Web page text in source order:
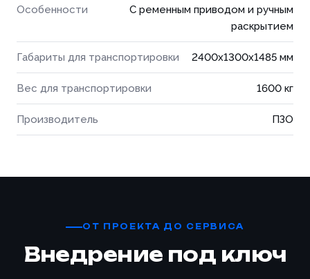
Особенности
С ременным приводом и ручным
раскрытием
Габариты для транспортировки 2400x1300x1485 мм
Вес для транспортировки 1600 кг
Производитель ПЗО
ОТ ПРОЕКТА ДО СЕРВИСА
Внедрение под ключ